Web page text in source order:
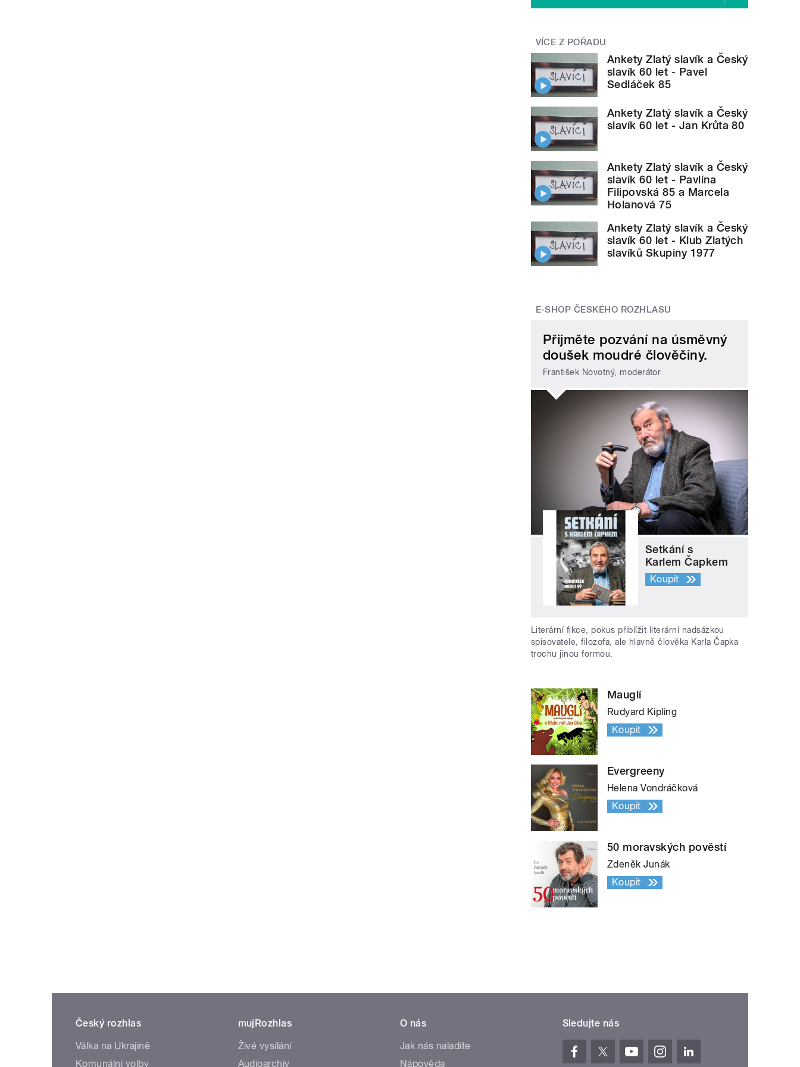
VÍCE Z POŘADU
Ankety Zlatý slavík a Český
slavík 60 let - Pavel
Sedláček 85
Ankety Zlatý slavík a Český
slavík 60 let - Jan Krůta 80
Ankety Zlatý slavík a Český
slavík 60 let - Pavlína
Filipovská 85 a Marcela
Holanová 75
Ankety Zlatý slavík a Český
slavík 60 let - Klub Zlatých
slavíků Skupiny 1977
E-SHOP ČESKÉHO ROZHLASU
Přijměte pozvání na úsměvný
doušek moudré člověčiny.
František Novotný, moderátor
Setkání s
Karlem Čapkem
Koupit
Literární fikce, pokus přiblížit literární nadsázkou
spisovatele, filozofa, ale hlavně člověka Karla Čapka
trochu jinou formou.
Mauglí
Rudyard Kipling
Koupit
Evergreeny
Helena Vondráčková
Koupit
50 moravských pověstí
Zdeněk Junák
Koupit
Český rozhlas
Válka na Ukrajině
Komunální volby
mujRozhlas
Živé vysílání
Audioarchiv
O nás
Jak nás naladíte
Nápověda
Sledujte nás